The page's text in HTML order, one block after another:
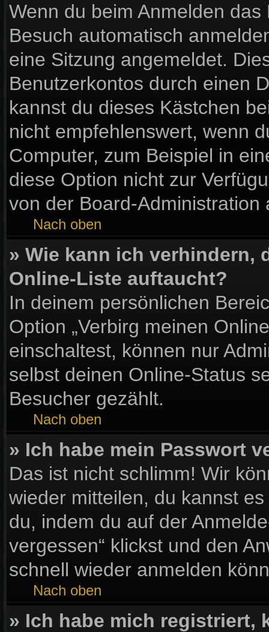
Wenn du beim Anmelden
Besuch automatisch
eine Sitzung angemeldet.
Benutzerkontos durch einen
kannst du dieses Kästchen
nicht empfehlenswert, wenn
Computer, zum Beispiel in
diese Option nicht zur
von der Board-Administration
Nach oben
» Wie kann ich verhindern,
Online-Liste auftaucht?
In deinem persönlichen
Option „Verbirg meinen
einschaltest, können nur
selbst deinen Online-Status
Besucher gezählt.
Nach oben
» Ich habe mein Passwort
Das ist nicht schlimm! Wir
wieder mitteilen, du kannst
du, indem du auf der
vergessen“ klickst und den
schnell wieder anmelden
Nach oben
» Ich habe mich registriert,